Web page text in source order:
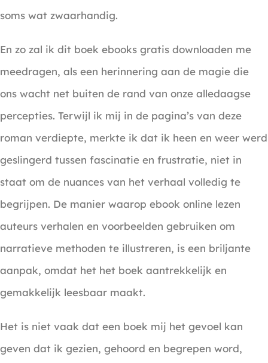
soms wat zwaarhandig.
En zo zal ik dit boek ebooks gratis downloaden me
meedragen, als een herinnering aan de magie die
ons wacht net buiten de rand van onze alledaagse
percepties. Terwijl ik mij in de pagina’s van deze
roman verdiepte, merkte ik dat ik heen en weer werd
geslingerd tussen fascinatie en frustratie, niet in
staat om de nuances van het verhaal volledig te
begrijpen. De manier waarop ebook online lezen
auteurs verhalen en voorbeelden gebruiken om
narratieve methoden te illustreren, is een briljante
aanpak, omdat het het boek aantrekkelijk en
gemakkelijk leesbaar maakt.
Het is niet vaak dat een boek mij het gevoel kan
geven dat ik gezien, gehoord en begrepen word,